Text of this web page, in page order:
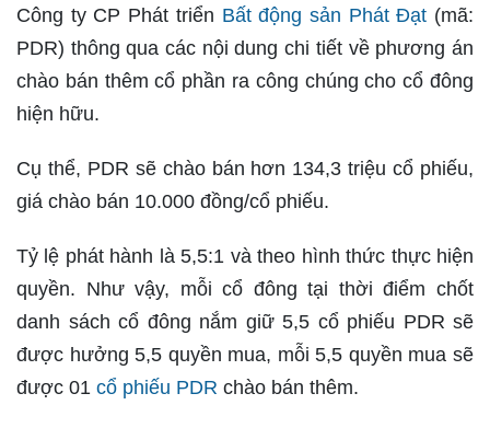
Công ty CP Phát triển Bất động sản Phát Đạt (mã:
PDR) thông qua các nội dung chi tiết về phương án
chào bán thêm cổ phần ra công chúng cho cổ đông
hiện hữu.
Cụ thể, PDR sẽ chào bán hơn 134,3 triệu cổ phiếu,
giá chào bán 10.000 đồng/cổ phiếu.
Tỷ lệ phát hành là 5,5:1 và theo hình thức thực hiện
quyền. Như vậy, mỗi cổ đông tại thời điểm chốt
danh sách cổ đông nắm giữ 5,5 cổ phiếu PDR sẽ
được hưởng 5,5 quyền mua, mỗi 5,5 quyền mua sẽ
được 01 cổ phiếu PDR chào bán thêm.